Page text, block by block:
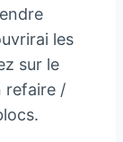
les
sur le
refaire /